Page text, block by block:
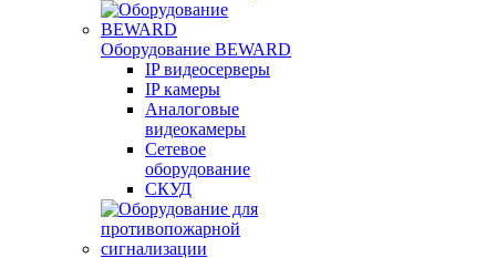
Оборудование BEWARD
IP видеосерверы
IP камеры
Аналоговые
видеокамеры
Сетевое
оборудование
СКУД